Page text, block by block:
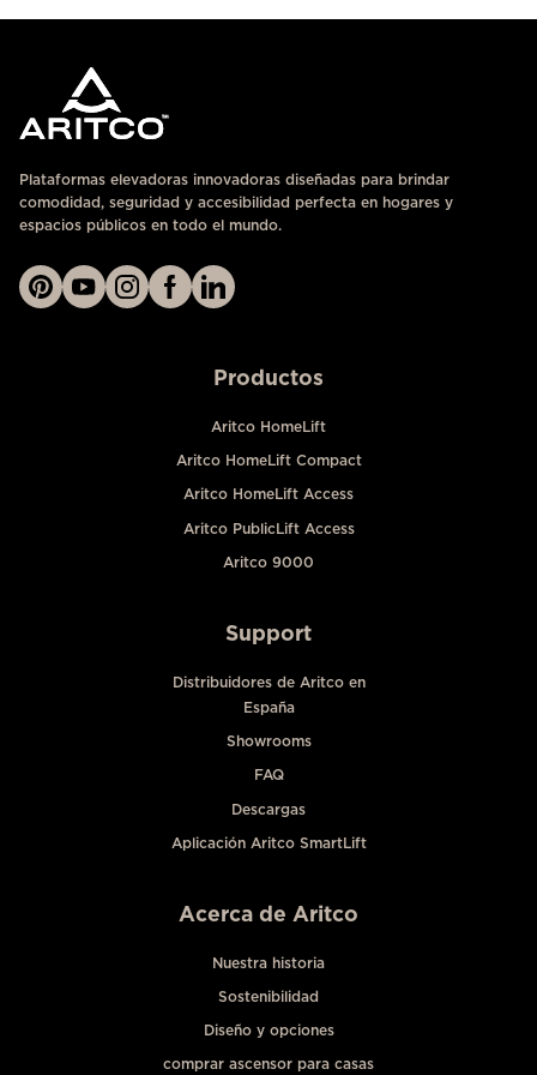
Plataformas elevadoras innovadoras diseñadas para brindar
comodidad, seguridad y accesibilidad perfecta en hogares y
espacios públicos en todo el mundo.
Productos
Aritco HomeLift
Aritco HomeLift Compact
Aritco HomeLift Access
Aritco PublicLift Access
Aritco 9000
Support
Distribuidores de Aritco en
España
Showrooms
FAQ
Descargas
Aplicación Aritco SmartLift
Acerca de Aritco
Nuestra historia
Sostenibilidad
Diseño y opciones
comprar ascensor para casas